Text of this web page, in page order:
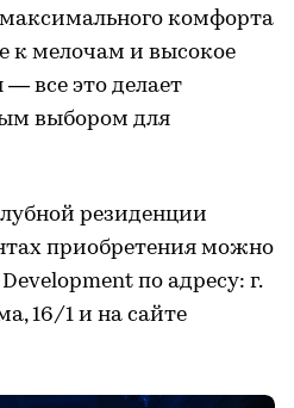
комфорта
к мелочам и высокое
— все это делает
выбором для
резиденции
приобретения можно
по адресу: г.
16/1 и на сайте